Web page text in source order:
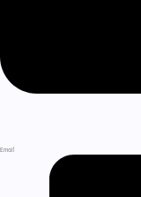
Email